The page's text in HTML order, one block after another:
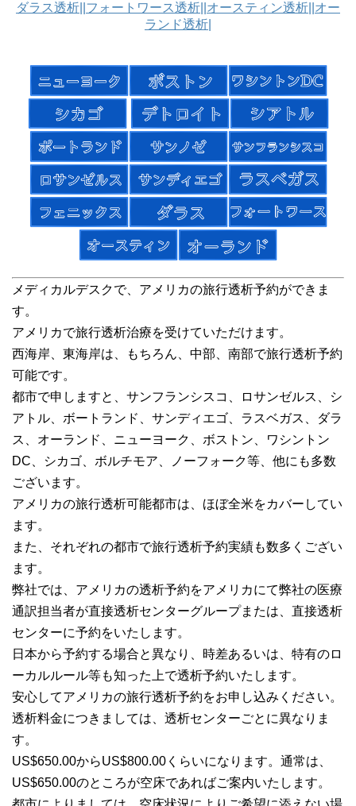
ダラス透析| |フォートワース透析| |オースティン透析| |オー
ランド透析|
メディカルデスクで、アメリカの旅行透析予約ができま
す。
アメリカで旅行透析治療を受けていただけます。
西海岸、東海岸は、もちろん、中部、南部で旅行透析予約
可能です。
都市で申しますと、サンフランシスコ、ロサンゼルス、シ
アトル、ボートランド、サンディエゴ、ラスベガス、ダラ
ス、オーランド、ニューヨーク、ボストン、ワシントン
DC、シカゴ、ボルチモア、ノーフォーク等、他にも多数
ございます。
アメリカの旅行透析可能都市は、ほぼ全米をカバーしてい
ます。
また、それぞれの都市で旅行透析予約実績も数多くござい
ます。
弊社では、アメリカの透析予約をアメリカにて弊社の医療
通訳担当者が直接透析センターグループまたは、直接透析
センターに予約をいたします。
日本から予約する場合と異なり、時差あるいは、特有のロ
ーカルルール等も知った上で透析予約いたします。
安心してアメリカの旅行透析予約をお申し込みください。
透析料金につきましては、透析センターごとに異なりま
す。
US$650.00からUS$800.00くらいになります。通常は、
US$650.00のところが空床であればご案内いたします。